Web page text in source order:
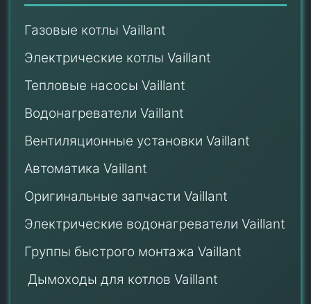
Газовые котлы Vaillant
Электрические котлы Vaillant
Тепловые насосы Vaillant
Водонагреватели Vaillant
Вентиляционные установки Vaillant
Автоматика Vaillant
Оригинальные запчасти Vaillant
Электрические водонагреватели Vaillant
Группы быстрого монтажа Vaillant
Дымоходы для котлов Vaillant